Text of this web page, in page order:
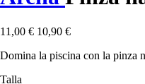
11,00 € 10,90 €
Domina la piscina con la pinza
Talla